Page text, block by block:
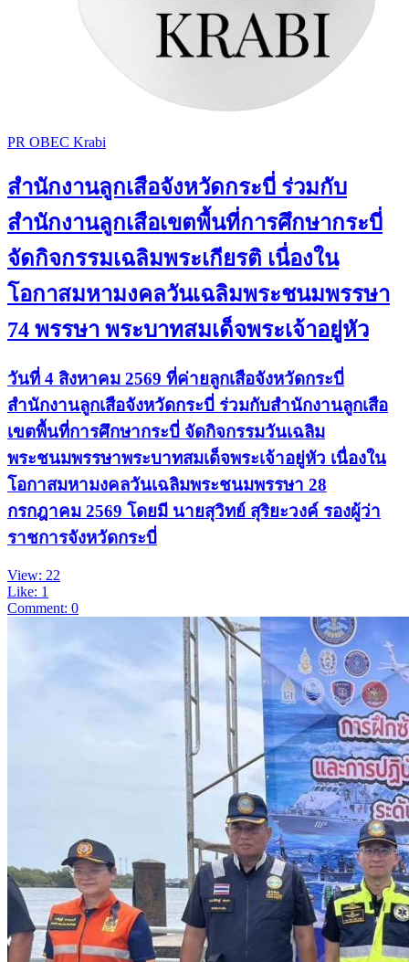
PR OBEC Krabi
สำนักงานลูกเสือจังหวัดกระบี่ ร่วมกับ
สำนักงานลูกเสือเขตพื้นที่การศึกษากระบี่
จัดกิจกรรมเฉลิมพระเกียรติ เนื่องใน
โอกาสมหามงคลวันเฉลิมพระชนมพรรษา
74 พรรษา พระบาทสมเด็จพระเจ้าอยู่หัว
วันที่ 4 สิงหาคม 2569 ที่ค่ายลูกเสือจังหวัดกระบี่
สำนักงานลูกเสือจังหวัดกระบี่ ร่วมกับสำนักงานลูกเสือ
เขตพื้นที่การศึกษากระบี่ จัดกิจกรรมวันเฉลิม
พระชนมพรรษาพระบาทสมเด็จพระเจ้าอยู่หัว เนื่องใน
โอกาสมหามงคลวันเฉลิมพระชนมพรรษา 28
กรกฎาคม 2569 โดยมี นายสุวิทย์ สุริยะวงค์ รองผู้ว่า
ราชการจังหวัดกระบี่
View: 22
Like: 1
Comment: 0